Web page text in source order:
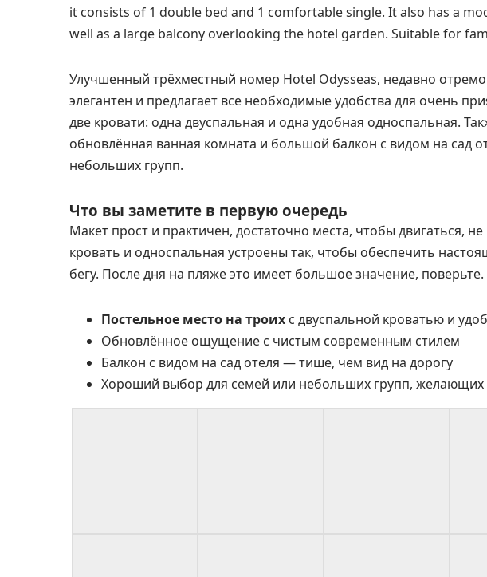
it consists of 1 double bed and 1 comfortable single. It also has a
well as a large balcony overlooking the hotel garden. Suitable for
Улучшенный трёхместный номер Hotel Odysseas, недавно
элегантен и предлагает все необходимые удобства для очень
две кровати: одна двуспальная и одна удобная односпальная.
обновлённая ванная комната и большой балкон с видом на сад
небольших групп.
Что вы заметите в первую очередь
Макет прост и практичен, достаточно места, чтобы двигаться,
кровать и односпальная устроены так, чтобы обеспечить
бегу. После дня на пляже это имеет большое значение, поверьте.
Постельное место на троих с двуспальной кроватью и
Обновлённое ощущение с чистым современным стилем
Балкон с видом на сад отеля — тише, чем вид на дорогу
Хороший выбор для семей или небольших групп, желающих